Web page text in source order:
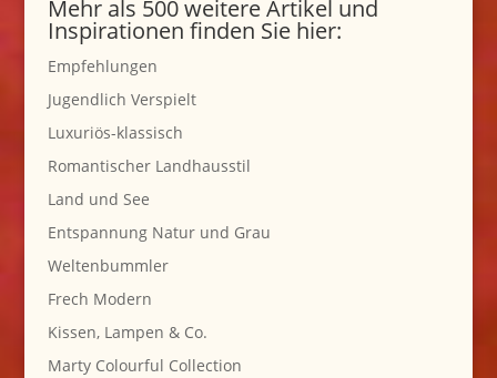
Mehr als 500 weitere Artikel und
Inspirationen finden Sie hier:
Empfehlungen
Jugendlich Verspielt
Luxuriös-klassisch
Romantischer Landhausstil
Land und See
Entspannung Natur und Grau
Weltenbummler
Frech Modern
Kissen, Lampen & Co.
Marty Colourful Collection